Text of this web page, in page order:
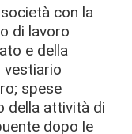
con la
di lavoro
e della
vestiario
spese
della attività di
dopo le